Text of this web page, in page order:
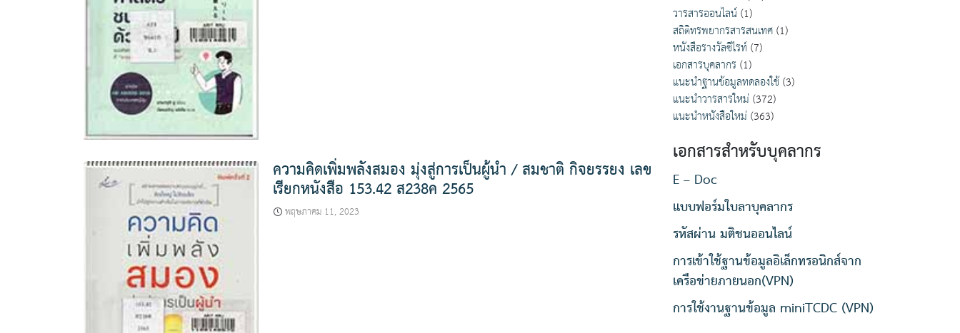
ความคิดเพิ่มพลังสมอง มุ่งสู่การเป็นผู้นำ / สมชาติ กิจยรรยง เลข
เรียกหนังสือ 153.42 ส238ค 2565
พฤษภาคม 11, 2023
วารสารออนไลน์(1)
สถิติทรพยากรสารสนเทศ(1)
หนังสือรางวัลซีไรท์(7)
เอกสารบุคลากร (1)
แนะนำฐานข้อมูลทดลองใช้(3)
แนะนำวารสารใหม่ (372)
แนะนำหนังสือใหม่ (363)
เอกสารสำหรับบุคลากร
E – Doc
แบบฟอร์มใบลาบุคลากร
รหัสผ่าน มติชนออนไลน์
การเข้าใช้ฐานข้อมูลอิเล็กทรอนิกส์จาก
เครือข่ายภายนอก(VPN)
การใช้งานฐานข้อมูล miniTCDC (VPN)